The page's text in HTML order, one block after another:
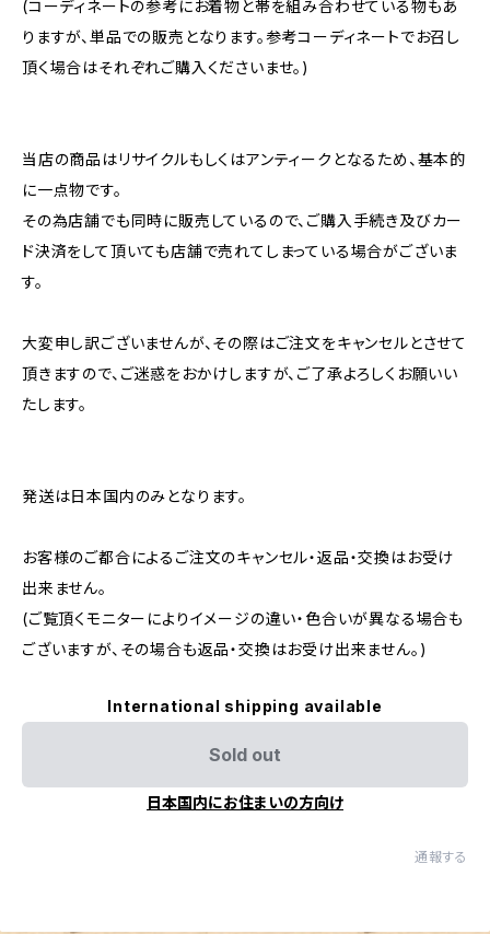
(コーディネートの参考にお着物と帯を組み合わせている物もあ
りますが、単品での販売となります。参考コーディネートでお召し
頂く場合はそれぞれご購入くださいませ。)
当店の商品はリサイクルもしくはアンティークとなるため、基本的
に一点物です。
その為店舗でも同時に販売しているので、ご購入手続き及びカー
ド決済をして頂いても店舗で売れてしまっている場合がございま
す。
大変申し訳ございませんが、その際はご注文をキャンセルとさせて
頂きますので、ご迷惑をおかけしますが、ご了承よろしくお願いい
たします。
発送は日本国内のみとなります。
お客様のご都合によるご注文のキャンセル・返品・交換はお受け
出来ません。
(ご覧頂くモニターによりイメージの違い・色合いが異なる場合も
ございますが、その場合も返品・交換はお受け出来ません。)
International shipping available
Sold out
日本国内にお住まいの方向け
通報する